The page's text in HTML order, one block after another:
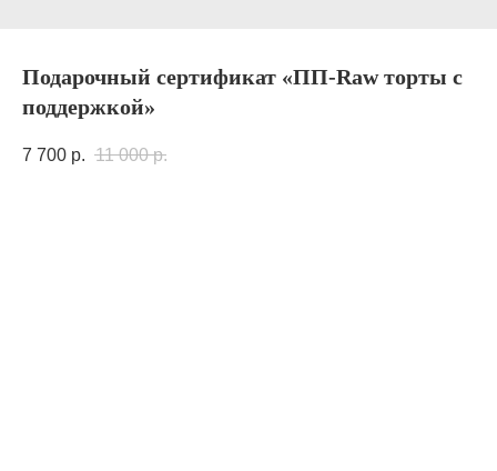
Подарочный сертификат «ПП-Raw торты с
поддержкой»
7 700 р. 11 000 р.